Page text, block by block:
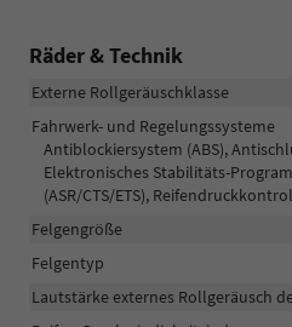
Räder & Technik
Externe Rollgeräuschklasse
Fahrwerk- und Regelungssysteme
Antiblockiersystem (ABS),
Elektronisches Stabilitäts-
(ASR/CTS/ETS),
Felgengröße
Felgentyp
Lautstärke externes Rollgeräusch